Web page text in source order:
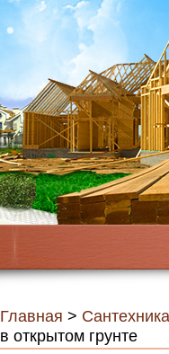
Главная > Сантехника
в открытом грунте